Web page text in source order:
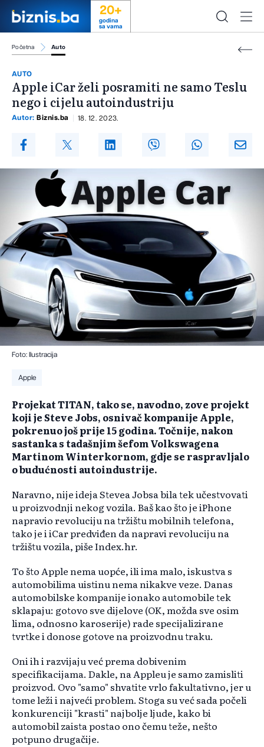
20+
godina
sa vama
Početna Auto
AUTO
Apple iCar želi posramiti ne samo Teslu
nego i cijelu autoindustriju
Autor: Biznis.ba 18. 12. 2023.
Foto: Ilustracija
Apple
Projekat TITAN, tako se, navodno, zove projekt
koji je Steve Jobs, osnivač kompanije Apple,
pokrenuo još prije 15 godina. Točnije, nakon
sastanka s tadašnjim šefom Volkswagena
Martinom Winterkornom, gdje se raspravljalo
o budućnosti autoindustrije.
Naravno, nije ideja Stevea Jobsa bila tek učestvovati
u proizvodnji nekog vozila. Baš kao što je iPhone
napravio revoluciju na tržištu mobilnih telefona,
tako je i iCar predviđen da napravi revoluciju na
tržištu vozila, piše Index.hr.
To što Apple nema uopće, ili ima malo, iskustva s
automobilima uistinu nema nikakve veze. Danas
automobilske kompanije ionako automobile tek
sklapaju: gotovo sve dijelove (OK, možda sve osim
lima, odnosno karoserije) rade specijalizirane
tvrtke i donose gotove na proizvodnu traku.
Oni ih i razvijaju već prema dobivenim
specifikacijama. Dakle, na Appleu je samo zamisliti
proizvod. Ovo "samo" shvatite vrlo fakultativno, jer u
tome leži i najveći problem. Stoga su već sada počeli
konkurenciji "krasti" najbolje ljude, kako bi
automobil zaista postao ono čemu teže, nešto
potpuno drugačije.